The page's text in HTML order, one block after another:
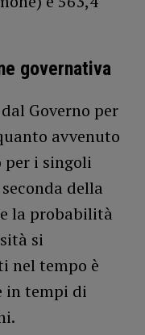
governativa
Governo per
avvenuto
i singoli
della
la probabilità
si
nel tempo è
in tempi di